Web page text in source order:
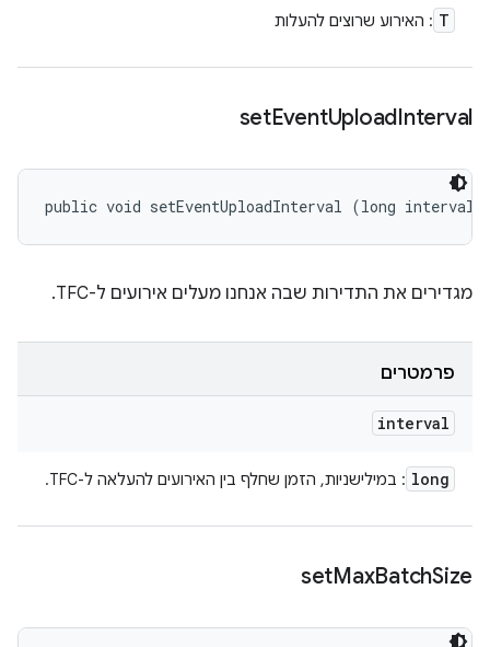
T : האירוע שרוצים להעלות
setEventUploadInterval
public void setEventUploadInterval (long interval)
מגדירים את התדירות שבה אנחנו מעלים אירועים ל-TFC.
פרמטרים
interval
long : במילישניות, הזמן שחלף בין האירועים להעלאה ל-TFC.
setMaxBatchSize